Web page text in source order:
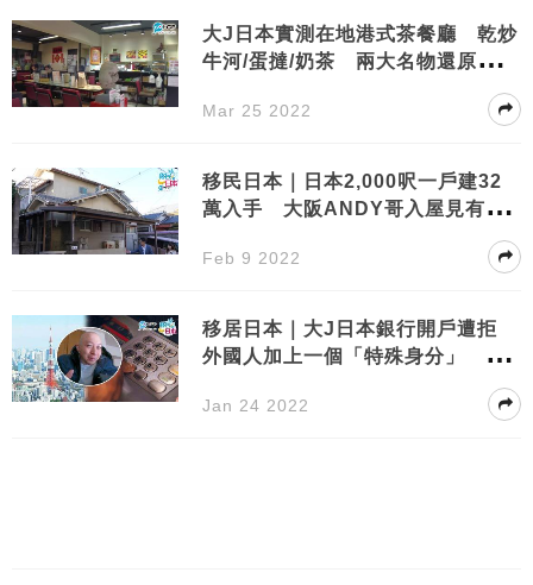
大J日本實測在地港式茶餐廳 乾炒
牛河/蛋撻/奶茶 兩大名物還原度幾
Mar 25 2022
移民日本｜日本2,000呎一戶建32
萬入手 大阪ANDY哥入屋見有條
Feb 9 2022
移居日本｜大J日本銀行開戶遭拒
外國人加上一個「特殊身分」 被
Jan 24 2022